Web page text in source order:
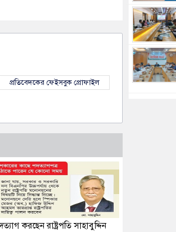
প্রতিবেদকের ফেইসবুক প্রোফাইল
করছেন রাষ্ট্রপতি সাহাবুদ্দিন